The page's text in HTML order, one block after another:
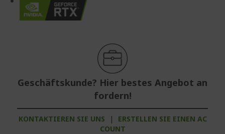
Geschäftskunde? Hier bestes Angebot an
fordern!
KONTAKTIEREN SIE UNS |
ERSTELLEN SIE EINEN AC
COUNT